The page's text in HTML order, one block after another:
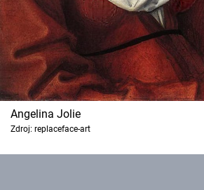
Angelina Jolie
Zdroj: replaceface-art